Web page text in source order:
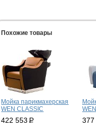
Похожие товары
Мойка парикмахерская
WEN CLASSIC
422 553 Р 377